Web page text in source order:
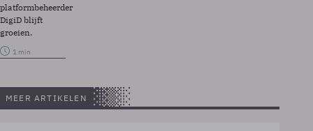
platformbeheerder
DigiD blijft
groeien.
1 min
MEER ARTIKELEN